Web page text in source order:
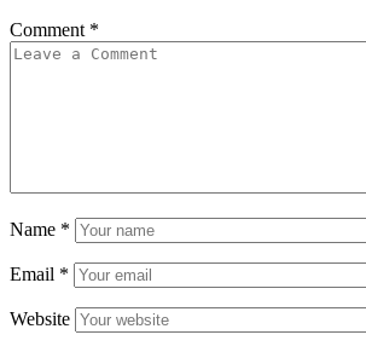
Comment *
Name *
Email *
Website